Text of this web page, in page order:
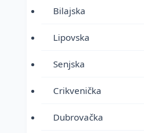
Bilajska
Lipovska
Senjska
Crikvenička
Dubrovačka